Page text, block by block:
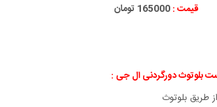
قیمت :165000 تومان
بلوتوث دورگردنی ال جی :
طریق بلوتوث